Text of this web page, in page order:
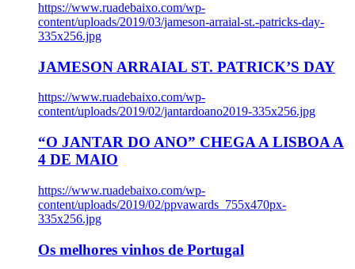
https://www.ruadebaixo.com/wp-
content/uploads/2019/03/jameson-arraial-st.-patricks-day-
335x256.jpg
JAMESON ARRAIAL ST. PATRICK’S DAY
https://www.ruadebaixo.com/wp-
content/uploads/2019/02/jantardoano2019-335x256.jpg
“O JANTAR DO ANO” CHEGA A LISBOA A
4 DE MAIO
https://www.ruadebaixo.com/wp-
content/uploads/2019/02/ppvawards_755x470px-
335x256.jpg
Os melhores vinhos de Portugal